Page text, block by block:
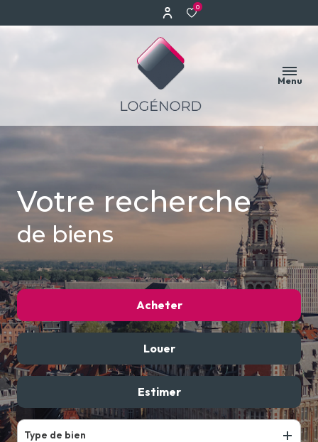
0
Menu
Votre recherche
de biens
Acheter
De l'immo pro
Louer
Estimer
Type de bien